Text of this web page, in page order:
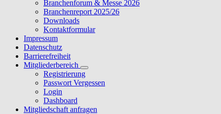
Branchenforum & Messe 2026
Branchenreport 2025/26
Downloads
Kontaktformular
Impressum
Datenschutz
Barrierefreiheit
Mitgliederbereich
Registrierung
Passwort Vergessen
Login
Dashboard
Mitgliedschaft anfragen